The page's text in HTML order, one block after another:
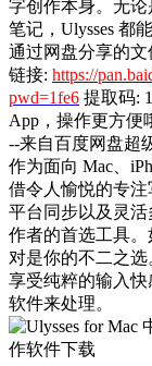
字创作本身。无
笔记，Ulysses 都
通过网盘分享的文
链接: https://
pwd=1fe6 提取码:
App，操作更方便
--来自百度网盘超
作为面向 Mac、
借令人愉悦的专
平台同步以及灵
作者的首选工具。
对是你的不二之
享受纯粹的输入
软件来处理。